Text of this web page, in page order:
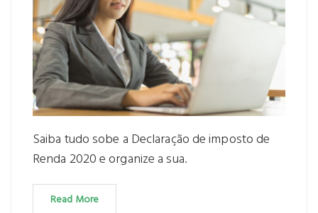
Saiba tudo sobe a Declaração de imposto de
Renda 2020 e organize a sua.
Read More